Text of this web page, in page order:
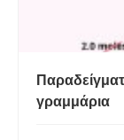
γραμμάρια